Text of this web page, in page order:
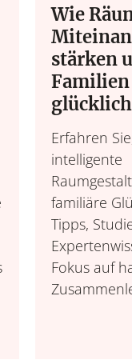
Wie
stärken
Familien
Erfahren
intelligente
familiäre
Tipps,
Fokus auf